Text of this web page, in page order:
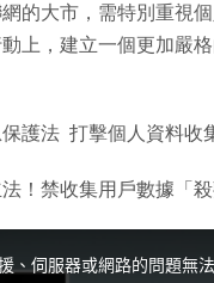
的大市，需特別重視
上，建立一個更加嚴
護法 打擊個人資料收
！禁收集用戶數據「
、伺服器或網路的問題無